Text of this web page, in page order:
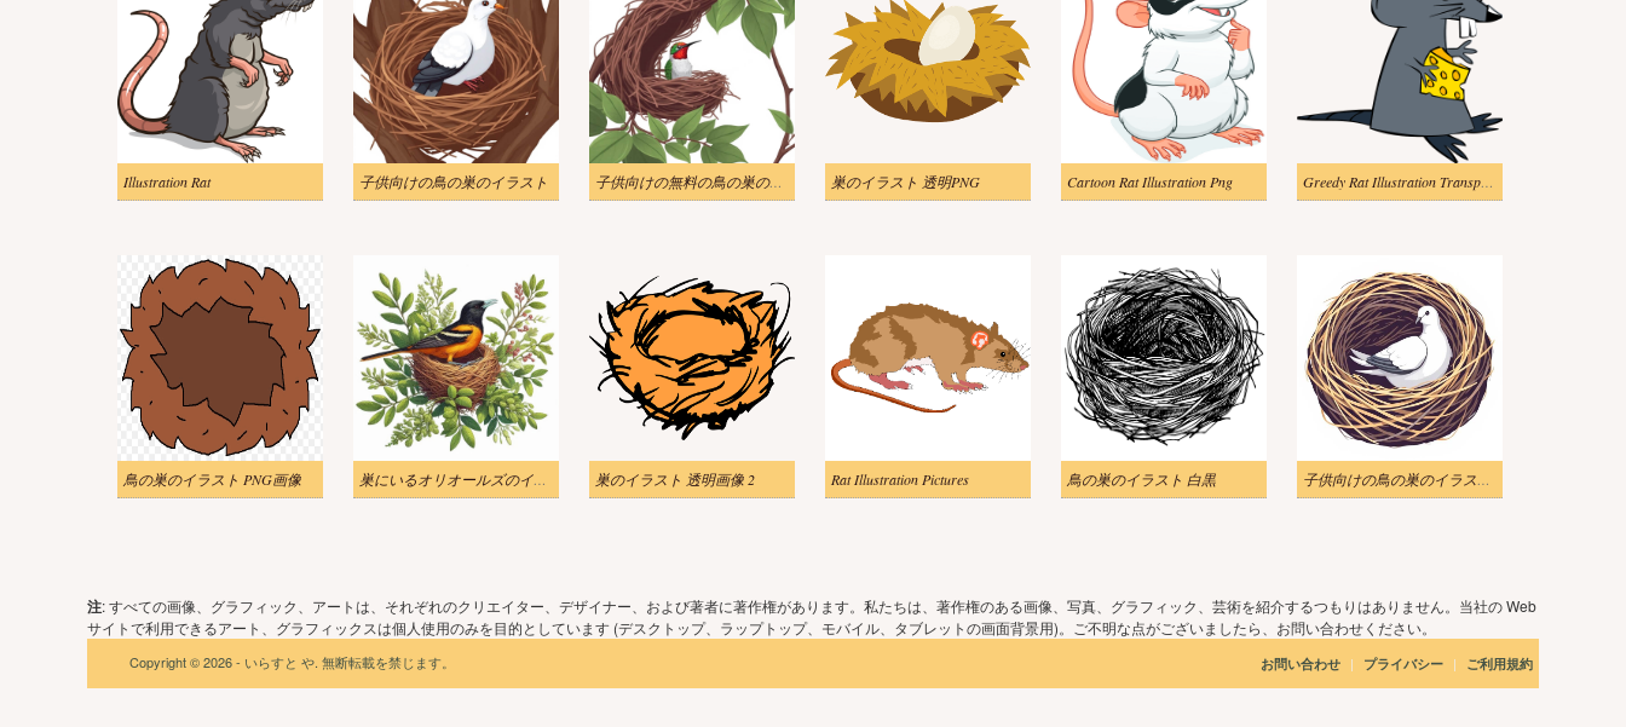
Illustration Rat 子供向けの鳥の巣のイラスト 子供向けの無料の鳥の巣のイラスト 巣のイラスト 透明PNG Cartoon Rat Illustration Png Greedy Rat Illustration Transparent
鳥の巣のイラスト PNG画像 巣にいるオリオールズのイラスト無料 巣のイラスト 透明画像 2 Rat Illustration Pictures 鳥の巣のイラスト 白黒 子供向けの鳥の巣のイラストをダウンロード
注: すべての画像、グラフィック、アートは、それぞれのクリエイター、デザイナー、および著者に著作権があります。私たちは、著作権のある画像、写真、グラフィック、芸術を紹介するつもりはありません。当社の Web
サイトで利用できるアート、グラフィックスは個人使用のみを目的としています (デスクトップ、ラップトップ、モバイル、タブレットの画面背景用)。ご不明な点がございましたら、お問い合わせください。
Copyright © 2026 - いらすと や. 無断転載を禁じます。 お問い合わせ | プライバシー | ご利用規約